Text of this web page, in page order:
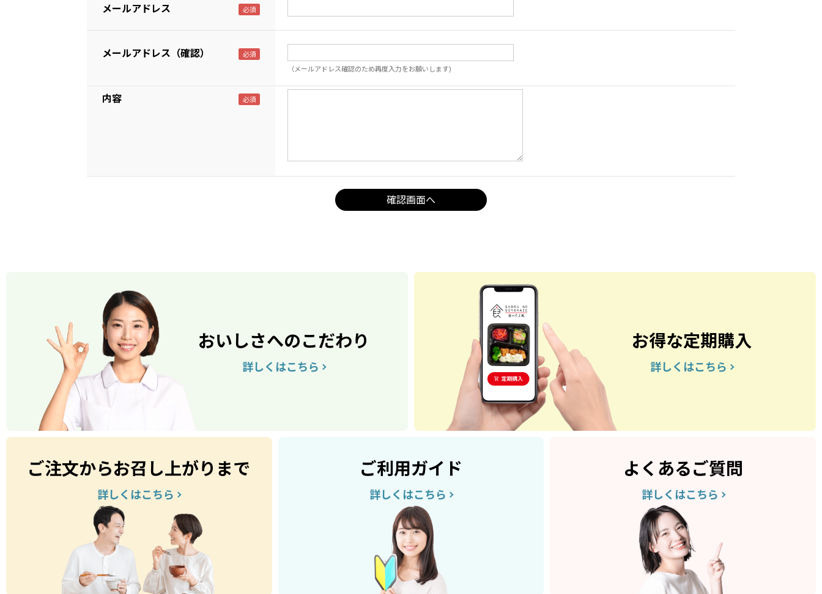
メールアドレス
メールアドレス（確認）
（メールアドレス確認のため再度入力をお願いします)
内容
おいしさへのこだわり
詳しくはこちら
お得な定期購入
詳しくはこちら
ご注文からお召し上がりまで
詳しくはこちら
ご利用ガイド
詳しくはこちら
よくあるご質問
詳しくはこちら